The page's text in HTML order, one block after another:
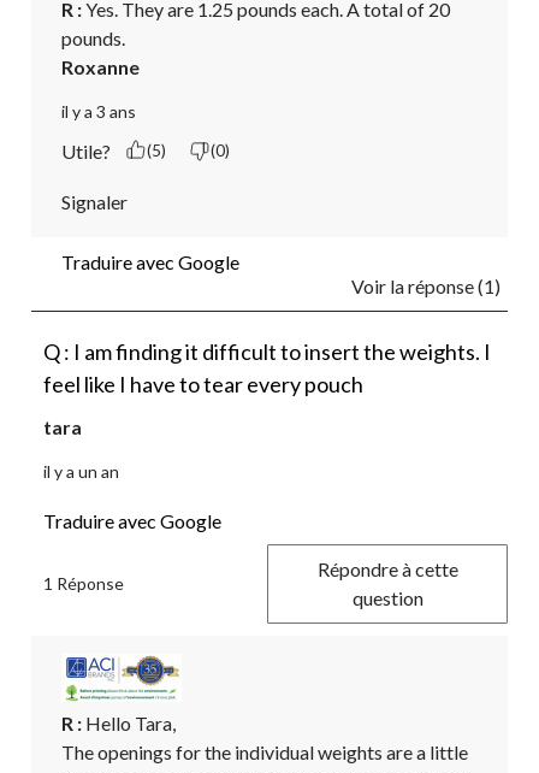
R : Yes. They are 1.25 pounds each. A total of 20
pounds.
Roxanne
il y a 3 ans
Utile? (5) (0)
Signaler
Traduire avec Google
Voir la réponse (1)
Q : I am finding it difficult to insert the weights. I
feel like I have to tear every pouch
tara
il y a un an
Traduire avec Google
1 Réponse
Répondre à cette
question
R : Hello Tara,
The openings for the individual weights are a little